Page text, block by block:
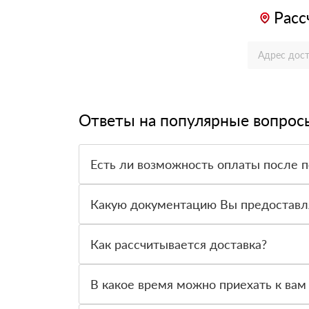
Ответы на популярные
Есть ли возможность оплаты после
вправе от него отказаться.
Какую документацию Вы
Как рассчитывается доставка?
стоимости и сроков доставки, которые
В какое время можно приехать к вам